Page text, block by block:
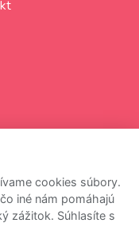
cookies súbory.
iné nám pomáhajú
zážitok. Súhlasíte s